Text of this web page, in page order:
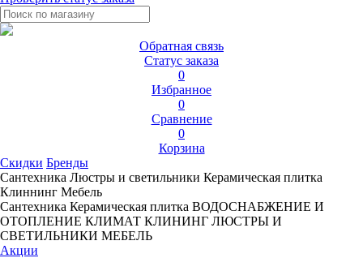
Обратная связь
Статус заказа
0
Избранное
0
Сравнение
0
Корзина
Скидки Бренды
Сантехника Люстры и светильники Керамическая плитка
Клиннинг Мебель
Сантехника Керамическая плитка ВОДОСНАБЖЕНИЕ И
ОТОПЛЕНИЕ КЛИМАТ КЛИНИНГ ЛЮСТРЫ И
СВЕТИЛЬНИКИ МЕБЕЛЬ
Акции